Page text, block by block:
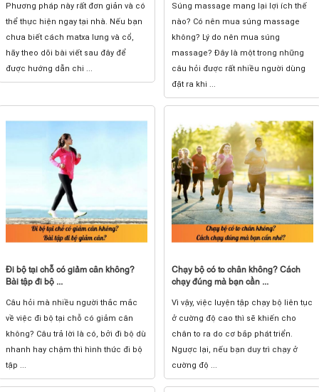
Phương pháp này rất đơn giản và có
thể thực hiện ngay tại nhà. Nếu bạn
chưa biết cách matxa lưng và cổ,
hãy theo dõi bài viết sau đây để
được hướng dẫn chi ...
Súng massage mang lại lợi ích thế
nào? Có nên mua súng massage
không? Lý do nên mua súng
massage? Đây là một trong những
câu hỏi được rất nhiều người dùng
đặt ra khi ...
Đi bộ tại chỗ có giảm cân không?
Bài tập đi bộ ...
Câu hỏi mà nhiều người thắc mắc
về việc đi bộ tại chỗ có giảm cân
không? Câu trả lời là có, bởi đi bộ dù
nhanh hay chậm thì hình thức đi bộ
tập ...
Chạy bộ có to chân không? Cách
chạy đúng mà bạn cần ...
Vì vậy, việc luyện tập chạy bộ liên tục
ở cường độ cao thì sẽ khiến cho
chân to ra do cơ bắp phát triển.
Ngược lại, nếu bạn duy trì chạy ở
cường độ ...